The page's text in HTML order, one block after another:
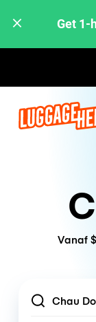
Get 1-
Vanaf
Location